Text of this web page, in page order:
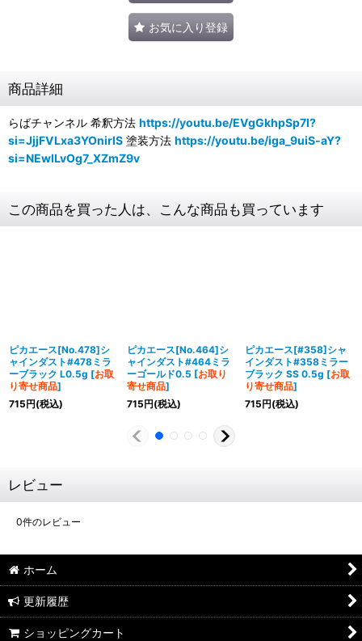
お気に入り登録
商品詳細
らばチャンネル 希釈方法 https://youtu.be/EVgGkhpSp7I?
si=JjjFVLxa3YOnirlS 塗装方法 https://youtu.be/iga_9uiS-aY?
si=NEwILvOg7_XZmZ9v
この商品を買った人は、こんな商品も買っています
ピカエース[No.478]シ
ャインダスト#478ミラ
ーブラック L0.5g [お取
り寄せ商品]
715円(税込)
ピカエース[No.464]シ
ャインダスト#464ミラ
ーゴールド0.5 [お取り
寄せ商品]
715円(税込)
ピカエース[#358]シャ
インダスト#358ミラー
ブラック SS 0.5g [お取
り寄せ商品]
715円(税込)
レビュー
0件のレビュー
ホーム
更新履歴
ショッピングカート